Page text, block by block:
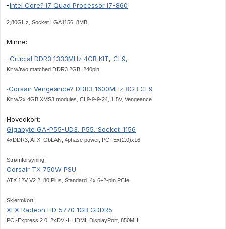
-Intel Core? i7 Quad Processor i7-860
2,80GHz, Socket LGA1156, 8MB,
Minne:
-Crucial DDR3 1333MHz 4GB KIT, CL9,
Kit w/two matched DDR3 2GB, 240pin
-Corsair Vengeance? DDR3 1600MHz 8GB CL9
Kit w/2x 4GB XMS3 modules, CL9-9-9-24, 1.5V, Vengeance
Hovedkort:
Gigabyte GA-P55-UD3, P55, Socket-1156
4xDDR3, ATX, GbLAN, 4phase power, PCI-Ex(2.0)x16
Strømforsyning:
Corsair TX 750W PSU
ATX 12V V2.2, 80 Plus, Standard. 4x 6+2-pin PCIe,
Skjermkort:
XFX Radeon HD 5770 1GB GDDR5
PCI-Express 2.0, 2xDVI-I, HDMI, DisplayPort, 850MH